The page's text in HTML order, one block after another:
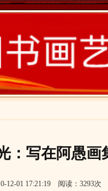
：写在阿愚画
12-01 17:21:19 阅读：3293